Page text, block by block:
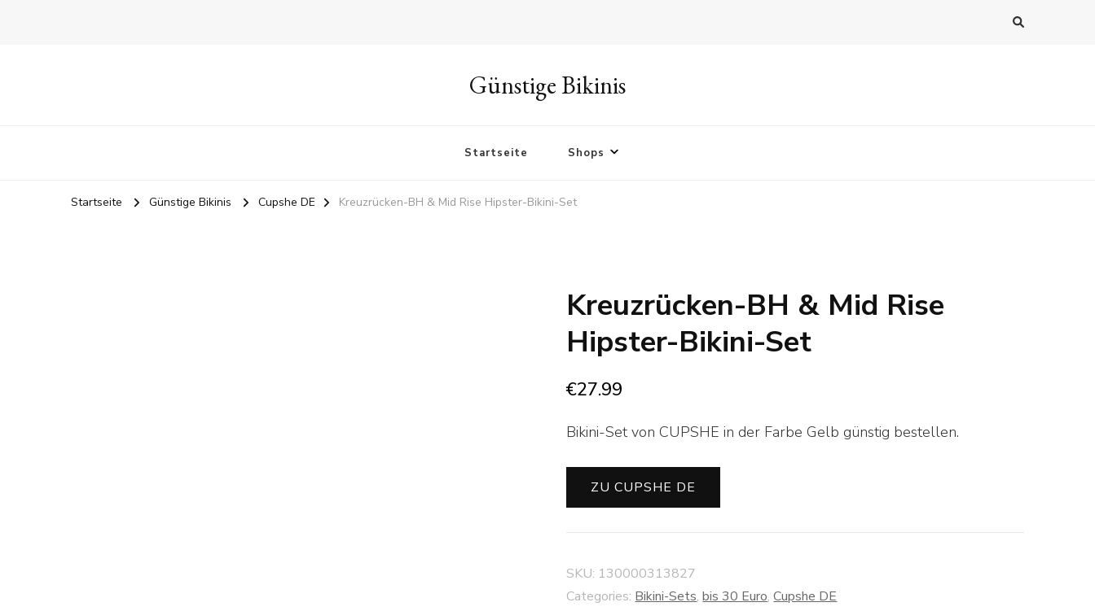
Günstige Bikinis
Startseite Shops
Startseite Günstige Bikinis Cupshe DE Kreuzrücken-BH & Mid Rise Hipster-Bikini-Set
Kreuzrücken-BH & Mid Rise
Hipster-Bikini-Set
€27.99
Bikini-Set von CUPSHE in der Farbe Gelb günstig bestellen.
ZU CUPSHE DE
SKU: 130000313827
Categories: Bikini-Sets,bis 30 Euro,Cupshe DE